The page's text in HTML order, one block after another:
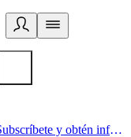
Acá comienza un estilo de vida saludable. Subscríbete y obtén información de primera mano